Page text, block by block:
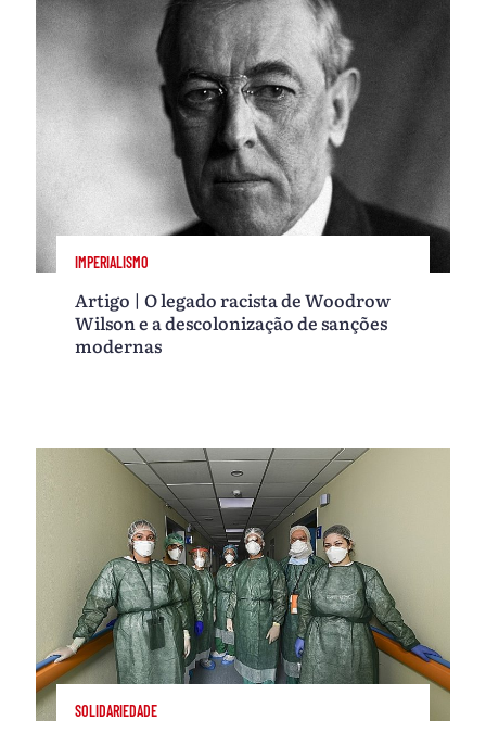
IMPERIALISMO
Artigo | O legado racista de Woodrow
Wilson e a descolonização de sanções
modernas
SOLIDARIEDADE